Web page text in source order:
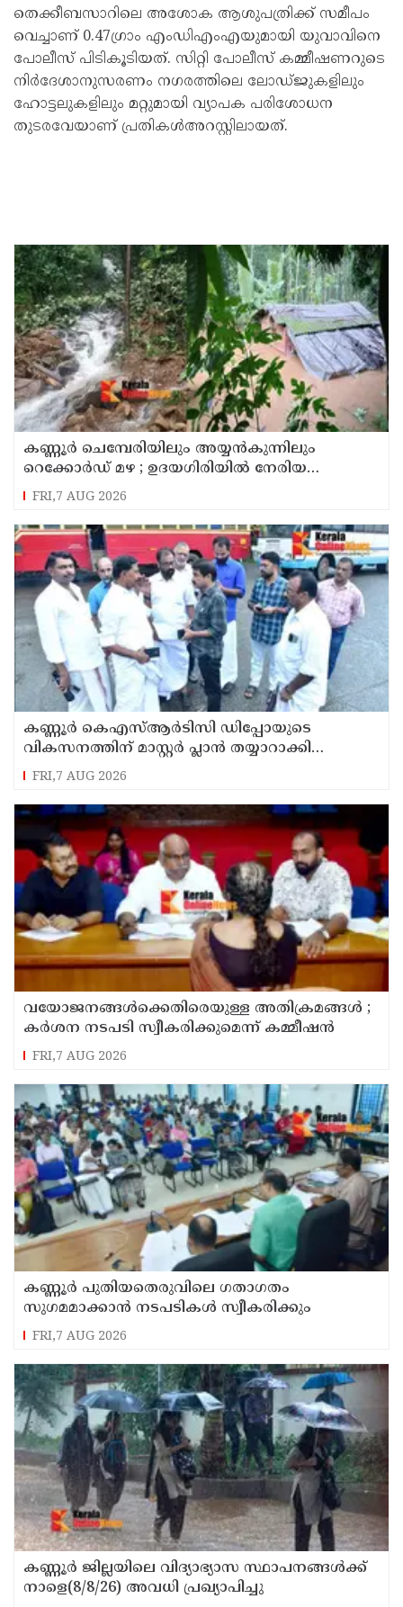
തെക്കീബസാറിലെ അശോക ആശുപത്രിക്ക് സമീപം
വെച്ചാണ് 0.47ഗ്രാം എംഡിഎംഎയുമായി യുവാവിനെ
പോലീസ് പിടികൂടിയത്. സിറ്റി പോലീസ് കമ്മീഷണറുടെ
നിര്‍ദേശാനുസരണം നഗരത്തിലെ ലോഡ്ജുകളിലും
ഹോട്ടലുകളിലും മറ്റുമായി വ്യാപക പരിശോധന
തുടരവേയാണ് പ്രതികള്‍അറസ്റ്റിലായത്.
കണ്ണൂർ ചെമ്പേരിയിലും അയ്യൻകുന്നിലും
റെക്കോർഡ് മഴ ; ഉദയഗിരിയിൽ നേരിയ
ഉരുൾപൊട്ടൽ; 13 പേരെ ക്യാമ്പിലേക്ക് മാറ്റി
FRI,7 AUG 2026
കണ്ണൂർ കെഎസ്ആർടിസി ഡിപ്പോയുടെ
വികസനത്തിന് മാസ്റ്റർ പ്ലാൻ തയ്യാറാക്കി
സമർപ്പിക്കും : ടി ഒ മോഹനൻ എം എൽ എ
FRI,7 AUG 2026
വയോജനങ്ങൾക്കെതിരെയുള്ള അതിക്രമങ്ങൾ ;
കർശന നടപടി സ്വീകരിക്കുമെന്ന് കമ്മീഷൻ
FRI,7 AUG 2026
കണ്ണൂർ പുതിയതെരുവിലെ ഗതാഗതം
സുഗമമാക്കാന്‍ നടപടികള്‍ സ്വീകരിക്കും
FRI,7 AUG 2026
കണ്ണൂർ ജില്ലയിലെ വിദ്യാഭ്യാസ സ്ഥാപനങ്ങള്‍ക്ക്
നാളെ(8/8/26) അവധി പ്രഖ്യാപിച്ചു